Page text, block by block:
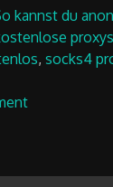
kannst du
proxys
, socks4